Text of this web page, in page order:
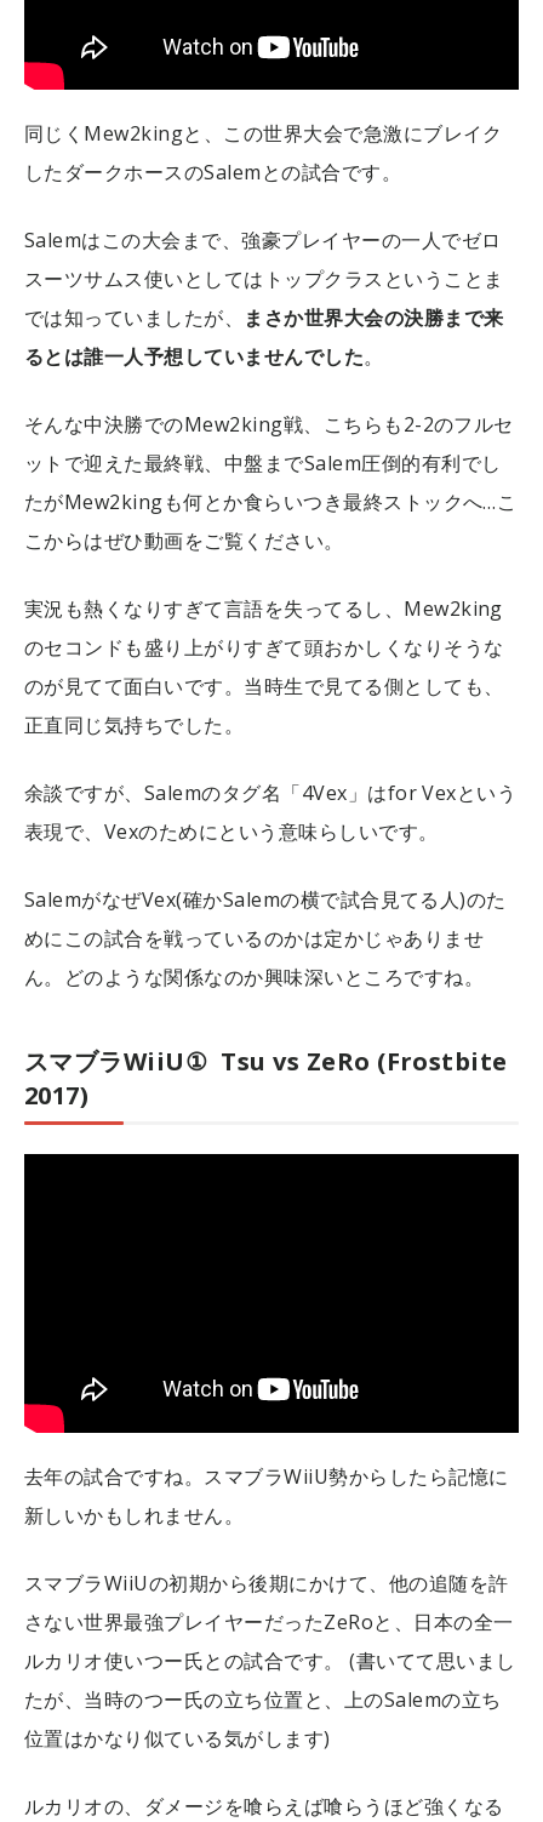
同じくMew2kingと、この世界大会で急激にブレイク
したダークホースのSalemとの試合です。
Salemはこの大会まで、強豪プレイヤーの一人でゼロ
スーツサムス使いとしてはトップクラスということま
では知っていましたが、
まさか世界大会の決勝まで来
るとは誰一人予想していませんでした。
そんな中決勝でのMew2king戦、こちらも2-2のフルセ
ットで迎えた最終戦、中盤までSalem圧倒的有利でし
たがMew2kingも何とか食らいつき最終ストックへ…こ
こからはぜひ動画をご覧ください。
実況も熱くなりすぎて言語を失ってるし、Mew2king
のセコンドも盛り上がりすぎて頭おかしくなりそうな
のが見てて面白いです。当時生で見てる側としても、
正直同じ気持ちでした。
余談ですが、Salemのタグ名「4Vex」はfor Vexという
表現で、Vexのためにという意味らしいです。
SalemがなぜVex(確かSalemの横で試合見てる人)のた
めにこの試合を戦っているのかは定かじゃありませ
ん。どのような関係なのか興味深いところですね。
スマブラWiiU① Tsu vs ZeRo (Frostbite
2017)
去年の試合ですね。スマブラWiiU勢からしたら記憶に
新しいかもしれません。
スマブラWiiUの初期から後期にかけて、他の追随を許
さない世界最強プレイヤーだったZeRoと、日本の全一
ルカリオ使いつー氏との試合です。
(書いてて思いまし
たが、当時のつー氏の立ち位置と、上のSalemの立ち
位置はかなり似ている気がします)
ルカリオの、ダメージを喰らえば喰らうほど強くなる